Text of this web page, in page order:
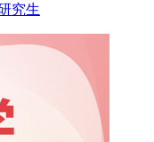
究生